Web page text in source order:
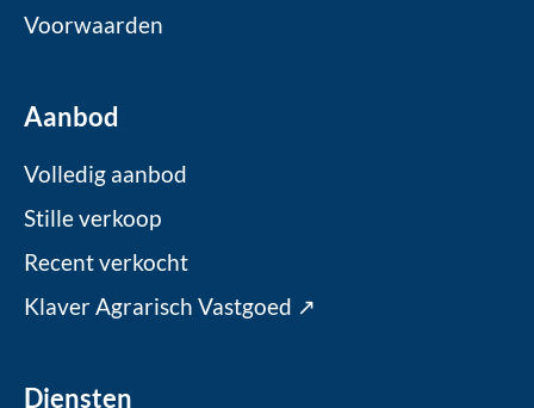
Voorwaarden
Aanbod
Volledig aanbod
Stille verkoop
Recent verkocht
Klaver Agrarisch Vastgoed ↗
Diensten